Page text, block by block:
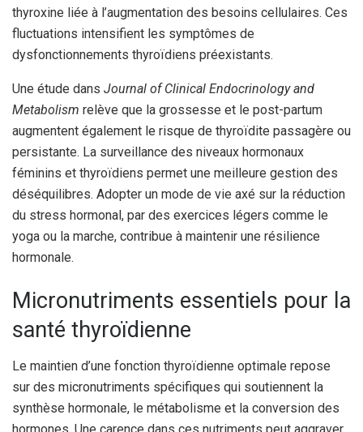
thyroxine liée à l’augmentation des besoins cellulaires. Ces
fluctuations intensifient les symptômes de
dysfonctionnements thyroïdiens préexistants.
Une étude dans Journal of Clinical Endocrinology and
Metabolism relève que la grossesse et le post-partum
augmentent également le risque de thyroïdite passagère ou
persistante. La surveillance des niveaux hormonaux
féminins et thyroïdiens permet une meilleure gestion des
déséquilibres. Adopter un mode de vie axé sur la réduction
du stress hormonal, par des exercices légers comme le
yoga ou la marche, contribue à maintenir une résilience
hormonale.
Micronutriments essentiels pour la
santé thyroïdienne
Le maintien d’une fonction thyroïdienne optimale repose
sur des micronutriments spécifiques qui soutiennent la
synthèse hormonale, le métabolisme et la conversion des